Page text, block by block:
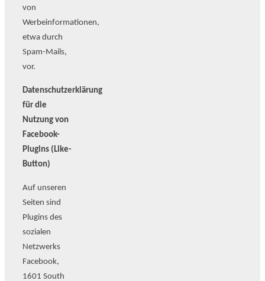
von
Werbeinformationen,
etwa durch
Spam-Mails,
vor.
Datenschutzerklärung
für die
Nutzung von
Facebook-
Plugins (Like-
Button)
Auf unseren
Seiten sind
Plugins des
sozialen
Netzwerks
Facebook,
1601 South